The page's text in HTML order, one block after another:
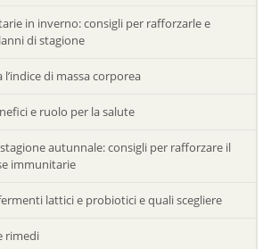
in inverno: consigli per rafforzarle e
di stagione
l’indice di massa corporea
e ruolo per la salute
autunnale: consigli per rafforzare il
immunitarie
lattici e probiotici e quali scegliere
rimedi